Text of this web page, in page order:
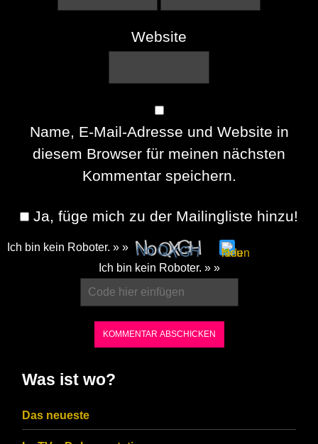
Website
Name, E-Mail-Adresse und Website in
diesem Browser für meinen nächsten
Kommentar speichern.
Ja, füge mich zu der Mailingliste hinzu!
Ich bin kein Roboter. » »
CAPTCHA
Ich bin kein Roboter. » »
Was ist wo?
Das neueste